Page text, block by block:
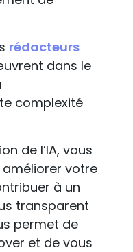
rédacteurs
dans le
complexité
de l’IA, vous
votre
à un
transparent
permet de
et de vous